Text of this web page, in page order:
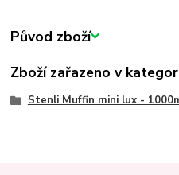
Původ zboží
Zboží zařazeno v
Stenli Muffin mini lux -